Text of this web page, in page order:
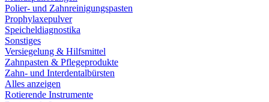
Polier- und Zahnreinigungspasten
Prophylaxepulver
Speicheldiagnostika
Sonstiges
Versiegelung & Hilfsmittel
Zahnpasten & Pflegeprodukte
Zahn- und Interdentalbürsten
Alles anzeigen
Rotierende Instrumente